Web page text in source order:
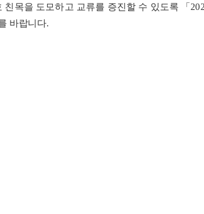
목을 도모하고 교류를 증진할 수 있도록 「
바랍니다.